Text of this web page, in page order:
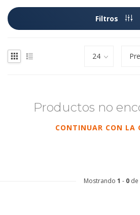
Filtros
Productos no
CONTINUAR CON LA
Mostrando 1 - 0 de